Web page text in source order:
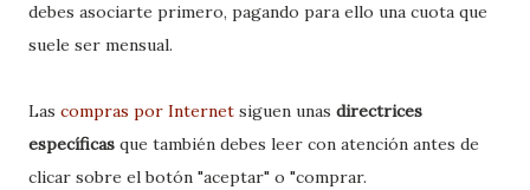
debes asociarte primero, pagando para ello una cuota que
suele ser mensual.
Las compras por Internet siguen unas directrices
específicas que también debes leer con atención antes de
clicar sobre el botón "aceptar" o "comprar.